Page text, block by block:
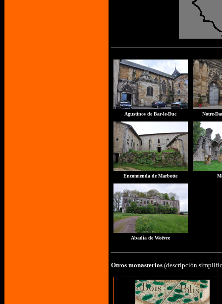
Agustinos de Bar-le-Duc Notre-
Encomienda de Marbotte
Abadía de Woëvre
Otros monasterios (descripción